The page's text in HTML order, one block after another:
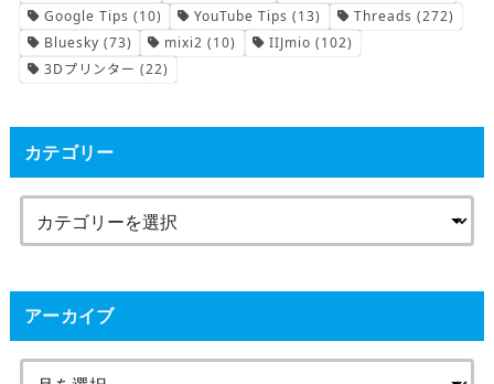
Google Tips (10) YouTube Tips (13) Threads (272)
Bluesky (73) mixi2 (10) IIJmio (102)
3Dプリンター (22)
カテゴリー
アーカイブ